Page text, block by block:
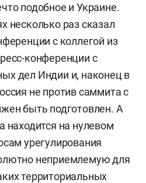
директора центра
и международных
мировой экономики и
школы экономики,
департамента
факультета
мировой политики ВШЭ.
директор
эксперт «Валдайского
подобное и Украине.
несколько раз сказал
с коллегой из
конференции с
дел Индии и, наконец в
не против саммита с
быть подготовлен. А
находится на нулевом
урегулирования
неприемлемую для
территориальных